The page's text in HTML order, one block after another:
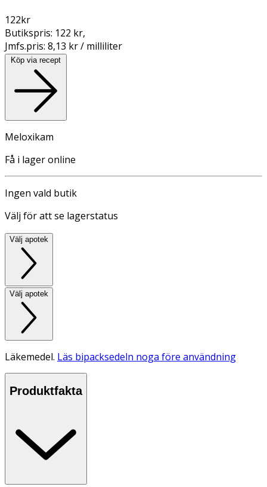
122kr
Butikspris: 122 kr,
Jmfs.pris: 8,13 kr / milliliter
Köp via recept
Meloxikam
Få i lager online
Ingen vald butik
Välj för att se lagerstatus
Välj apotek
Välj apotek
Läkemedel. Läs bipacksedeln noga före användning
Produktfakta